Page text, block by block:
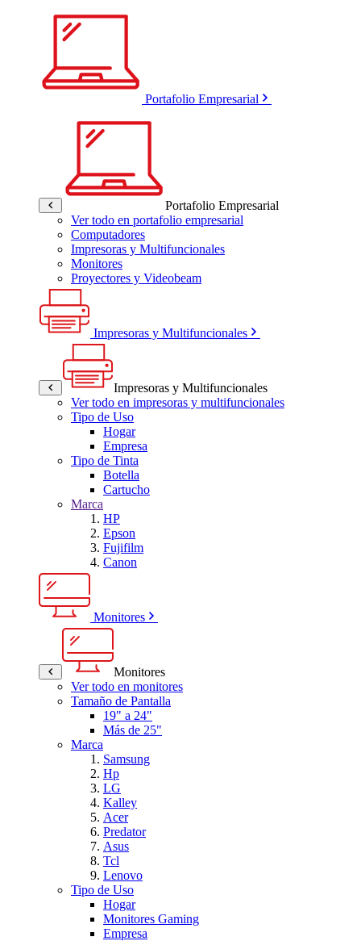
Portafolio Empresarial
Portafolio Empresarial
Ver todo en portafolio empresarial
Computadores
Impresoras y Multifuncionales
Monitores
Proyectores y Videobeam
Impresoras y Multifuncionales
Impresoras y Multifuncionales
Ver todo en impresoras y multifuncionales
Tipo de Uso
Hogar
Empresa
Tipo de Tinta
Botella
Cartucho
Marca
HP
Epson
Fujifilm
Canon
Monitores
Monitores
Ver todo en monitores
Tamaño de Pantalla
19" a 24"
Más de 25"
Marca
Samsung
Hp
LG
Kalley
Acer
Predator
Asus
Tcl
Lenovo
Tipo de Uso
Hogar
Monitores Gaming
Empresa